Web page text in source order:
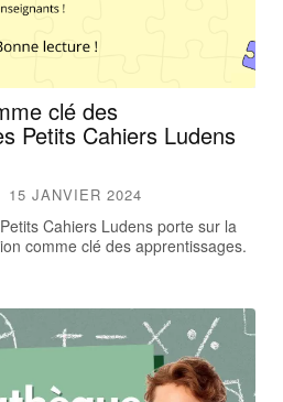
clé des
Petits Cahiers Ludens
15 JANVIER 2024
Cahiers Ludens porte sur la
comme clé des apprentissages.